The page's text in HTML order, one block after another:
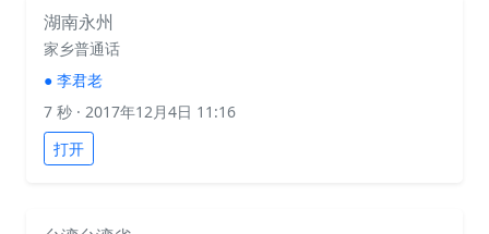
湖南永州
家乡普通话
● 李君老
7 秒 · 2017年12月4日 11:16
打开